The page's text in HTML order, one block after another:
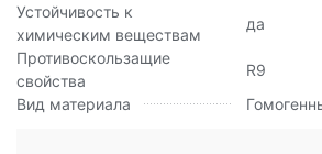
Устойчивость к
химическим веществам
да
Противоскользащие
свойства
R9
Вид материала